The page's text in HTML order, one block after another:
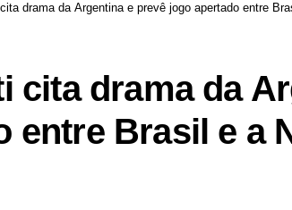
drama da Argentina e prevê jogo apertado entre
cita drama da
entre Brasil e a